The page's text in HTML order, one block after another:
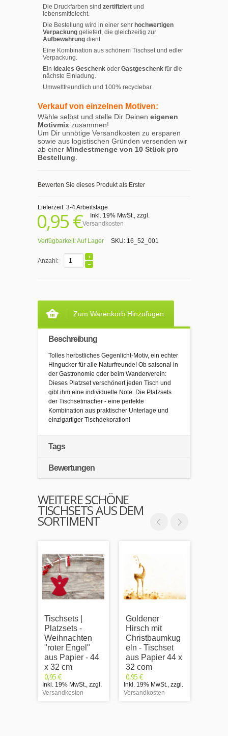
Die Druckfarben sind zertifiziert und
lebensmittelecht.
Die Bestellung wird in einer sehr hochwertigen
Verpackung geliefert, die gleichzeitig zur
Aufbewahrung dient.
Eine Kombination aus schönem Tischset und edler
Verpackung.
Ein ideales Geschenk oder Gastgeschenk für die
nächste Einladung.
Umweltfreundlich und 100% recyclebar.
Verkauf von einzelnen Motiven:
Wähle selbst und stelle Dir Deinen eigenen
Motivmix zusammen!
Um Dir unnötige Versandkosten zu ersparen
sowie aus logistischen Gründen versenden wir
ab einer Mindestmenge von 10 Stück pro
Bestellung.
Bewerten Sie dieses Produkt als Erster
Lieferzeit: 3-4 Arbeitstage
0,95 € Inkl. 19% MwSt., zzgl.
Versandkosten
Verfügbarkeit:Auf Lager SKU: 16_52_001
Anzahl:
Zum Warenkorb Hinzufügen
Beschreibung
Tolles herbstliches Gegenlicht-Motiv, ein echter
Hingucker für alle Naturfreunde! Ob saisonal in
der Gastronomie oder beim Wanderverein:
Dieses Platzset verschönert jeden Tisch und
gibt ihm eine individuelle Note. Die Platzsets
der Tischsetmacher - eine perfekte
Kombination aus praktischer Unterlage und
einzigartiger Tischdekoration!
Tags
Bewertungen
WEITERE SCHÖNE
TISCHSETS AUS DEM
SORTIMENT
Tischsets |
Platzsets -
Weihnachten
"roter Engel"
aus Papier - 44
x 32 cm
0,95 €
Inkl. 19% MwSt., zzgl.
Versandkosten
Goldener
Hirsch mit
Christbaumkug
eln - Tischset
aus Papier 44 x
32 com
0,95 €
Inkl. 19% MwSt., zzgl.
Versandkosten